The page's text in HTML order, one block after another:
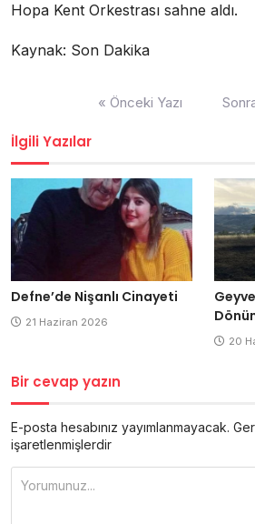
Hopa Kent Orkestrası sahne aldı.
Kaynak: Son Dakika
« Önceki Yazı
İlgili Yazılar
Defne’de Nişanlı Cinayeti
21 Haziran 2026
20
Bir cevap yazın
E-posta hesabınız yayımlanmayacak.
işaretlenmişlerdir